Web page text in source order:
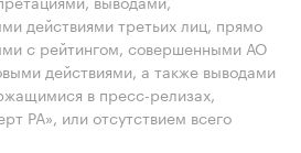
действиями третьих лиц, прямо
с рейтингом, совершенными АО
действиями, а также выводами
в пресс-релизах,
РА», или отсутствием всего